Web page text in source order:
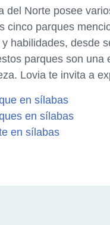
del Norte posee
cinco parques
habilidades, desde
parques son
Lovia te invita a
en sílabas
en sílabas
en sílabas